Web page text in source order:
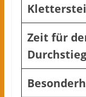
Zeit für